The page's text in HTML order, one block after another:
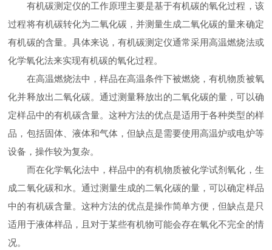
有机碳测定仪的工作原理主要是基于有机碳的氧化过程，该
过程将有机碳转化为二氧化碳，并测量生成二氧化碳的量来确定
有机碳的含量。具体来说，有机碳测定仪通常采用高温燃烧法或
化学氧化法来实现有机碳的氧化过程。
在高温燃烧法中，样品在高温条件下被燃烧，有机物质被氧
化并释放出二氧化碳。通过测量释放出的二氧化碳的量，可以确
定样品中的有机碳含量。这种方法的优点是适用于各种类型的样
品，包括固体、液体和气体，但缺点是需要使用高温炉或电炉等
设备，操作较为复杂。
而在化学氧化法中，样品中的有机物质被化学试剂氧化，生
成二氧化碳和水。通过测量生成的二氧化碳的量，可以确定样品
中的有机碳含量。这种方法的优点是操作简单方便，但缺点是只
适用于液体样品，且对于某些有机物可能会存在氧化不完全的情
况。